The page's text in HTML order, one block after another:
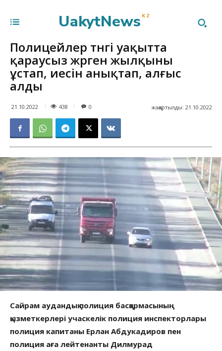
UakytNews KZ
Полицейлер түнгі уақытта
қараусыз жүрген жылқыны
ұстап, иесін анықтап, алғыс
алды
21.10.2022 438 жаңартылды: 21.10.2022
0
Сайрам аудандық полиция басқармасының
қызметкерлері учаскелік полиция инспекторлары
полиция капитаны Ерлан Абдукадиров пен
полиция аға лейтенанты Дилмурад